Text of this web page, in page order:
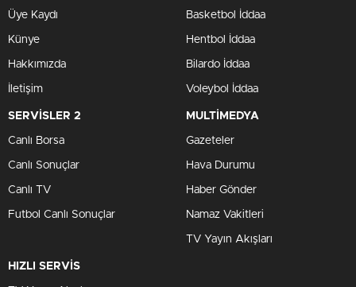
Üye Kaydı
Künye
Hakkımızda
İletişim
Basketbol İddaa
Hentbol İddaa
Bilardo İddaa
Voleybol İddaa
SERVİSLER 2
Canlı Borsa
Canlı Sonuçlar
Canlı TV
Futbol Canlı Sonuçlar
MULTİMEDYA
Gazeteler
Hava Durumu
Haber Gönder
Namaz Vakitleri
TV Yayın Akışları
HIZLI SERVİS